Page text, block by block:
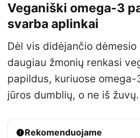
Veganiški omega-3
svarba aplinkai
Dėl vis didėjančio
daugiau žmonių renkasi
papildus, kuriuose omega-
jūros dumblių, o ne iš žuvų.
Rekomenduojame